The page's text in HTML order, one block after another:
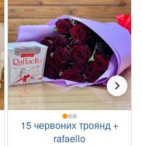
15 червоних троянд +
rafaello